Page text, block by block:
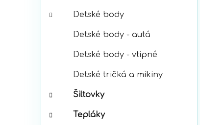
Detské body
Detské body - autá
Detské body - vtipné
Detské tričká a mikiny
Šiltovky
Tepláky